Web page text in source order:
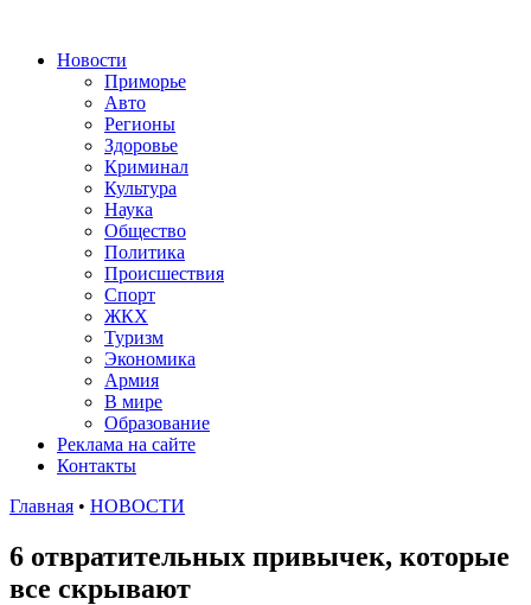
Новости
Приморье
Авто
Регионы
Здоровье
Криминал
Культура
Наука
Общество
Политика
Происшествия
Спорт
ЖКХ
Туризм
Экономика
Армия
В мире
Образование
Реклама на сайте
Контакты
Главная • НОВОСТИ
6 отвратительных привычек, которые
все скрывают